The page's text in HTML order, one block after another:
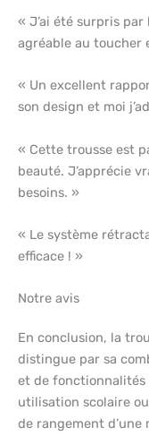
« J’ai été surpris
agréable au toucher
« Un excellent
son design et moi
« Cette trousse est
beauté. J’apprécie
besoins. »
« Le système
efficace ! »
Notre avis
En conclusion, la
distingue par sa
et de fonctionnalités
utilisation scolaire
de rangement